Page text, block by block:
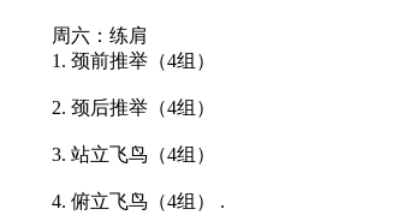
周六：练肩
1. 颈前推举（4组）
2. 颈后推举（4组）
3. 站立飞鸟（4组）
4. 俯立飞鸟（4组） .